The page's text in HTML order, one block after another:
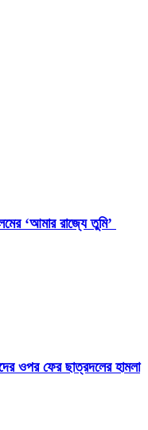
‘আমার রাজ্যে তুমি’
ওপর ফের ছাত্রদলের হামলা